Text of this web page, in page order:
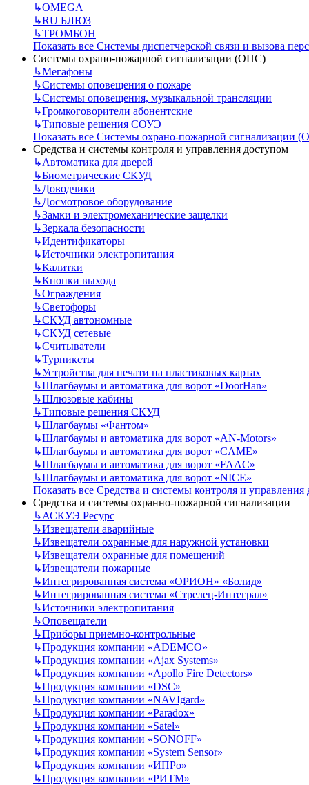
↳OMEGA
↳RU БЛЮЗ
↳ТРОМБОН
Показать все Системы диспетчерской связи и вызова
Системы охрано-пожарной сигнализации (ОПС)
↳Мегафоны
↳Системы оповещения о пожаре
↳Системы оповещения, музыкальной трансляции
↳Громкоговорители абонентские
↳Типовые решения СОУЭ
Показать все Системы охрано-пожарной сигнализации
Средства и системы контроля и управления доступом
↳Автоматика для дверей
↳Биометрические СКУД
↳Доводчики
↳Досмотровое оборудование
↳Замки и электромеханические защелки
↳Зеркала безопасности
↳Идентификаторы
↳Источники электропитания
↳Калитки
↳Кнопки выхода
↳Ограждения
↳Светофоры
↳СКУД автономные
↳СКУД сетевые
↳Считыватели
↳Турникеты
↳Устройства для печати на пластиковых картах
↳Шлагбаумы и автоматика для ворот «DoorHan»
↳Шлюзовые кабины
↳Типовые решения СКУД
↳Шлагбаумы «Фантом»
↳Шлагбаумы и автоматика для ворот «AN-Motors»
↳Шлагбаумы и автоматика для ворот «CAME»
↳Шлагбаумы и автоматика для ворот «FAAC»
↳Шлагбаумы и автоматика для ворот «NICE»
Показать все Средства и системы контроля и управления
Средства и системы охранно-пожарной сигнализации
↳АСКУЭ Ресурс
↳Извещатели аварийные
↳Извещатели охранные для наружной установки
↳Извещатели охранные для помещений
↳Извещатели пожарные
↳Интегрированная система «ОРИОН» «Болид»
↳Интегрированная система «Стрелец-Интеграл»
↳Источники электропитания
↳Оповещатели
↳Приборы приемно-контрольные
↳Продукция компании «ADEMCO»
↳Продукция компании «Ajax Systems»
↳Продукция компании «Apollo Fire Detectors»
↳Продукция компании «DSC»
↳Продукция компании «NAVIgard»
↳Продукция компании «Paradox»
↳Продукция компании «Satel»
↳Продукция компании «SONOFF»
↳Продукция компании «System Sensor»
↳Продукция компании «ИПРо»
↳Продукция компании «РИТМ»